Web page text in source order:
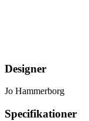
Designer
Jo Hammerborg
Specifikationer